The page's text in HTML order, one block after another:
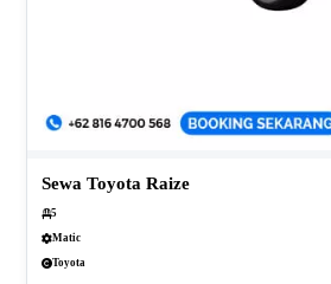
Sewa Toyota Raize
5
Matic
Toyota